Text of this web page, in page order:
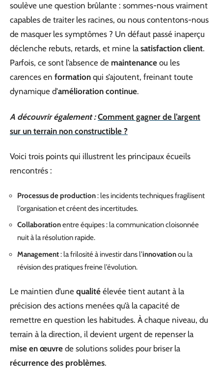
soulève une question brûlante : sommes-nous vraiment
capables de traiter les racines, ou nous contentons-nous
de masquer les symptômes ? Un défaut passé inaperçu
déclenche rebuts, retards, et mine la satisfaction client.
Parfois, ce sont l’absence de maintenance ou les
carences en formation qui s’ajoutent, freinant toute
dynamique d’amélioration continue.
A découvrir également : Comment gagner de l’argent
sur un terrain non constructible ?
Voici trois points qui illustrent les principaux écueils
rencontrés :
Processus de production: les incidents techniques fragilisent
l’organisation et créent des incertitudes.
Collaborationentre équipes : la communication cloisonnée
nuit à la résolution rapide.
Management: la frilosité à investir dans l’innovationou la
révision des pratiques freine l’évolution.
Le maintien d’une qualité élevée tient autant à la
précision des actions menées qu’à la capacité de
remettre en question les habitudes. À chaque niveau, du
terrain à la direction, il devient urgent de repenser la
mise en œuvre de solutions solides pour briser la
récurrence des problèmes.